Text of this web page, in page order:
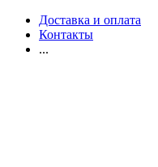
Доставка и оплата
Контакты
...